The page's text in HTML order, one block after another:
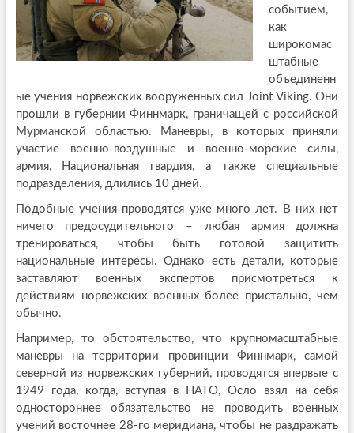
событием,
как
широкомас
штабные
объединенн
ые учения норвежских вооруженных сил Joint Viking. Они
прошли в губернии Финнмарк, граничащей с российской
Мурманской областью. Маневры, в которых приняли
участие военно-воздушные и военно-морские силы,
армия, Национальная гвардия, а также специальные
подразделения, длились 10 дней.
Подобные учения проводятся уже много лет. В них нет
ничего предосудительного – любая армия должна
тренироваться, чтобы быть готовой защитить
национальные интересы. Однако есть детали, которые
заставляют военных экспертов присмотреться к
действиям норвежских военных более пристально, чем
обычно.
Например, то обстоятельство, что крупномасштабные
маневры на территории провинции Финнмарк, самой
северной из норвежских губерний, проводятся впервые с
1949 года, когда, вступая в НАТО, Осло взял на себя
одностороннее обязательство не проводить военных
учений восточнее 28-го меридиана, чтобы не раздражать